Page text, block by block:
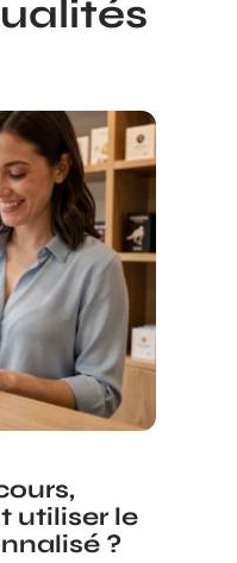
utiliser le
?